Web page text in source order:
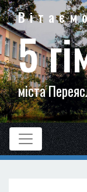
5
міста